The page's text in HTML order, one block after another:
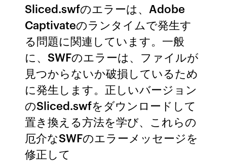
Sliced.swfのエラーは、Adobe
Captivateのランタイムで発生す
る問題に関連しています。一般
に、SWFのエラーは、ファイルが
見つからないか破損しているため
に発生します。正しいバージョン
のSliced.swfをダウンロードして
置き換える方法を学び、これらの
厄介なSWFのエラーメッセージを
修正して